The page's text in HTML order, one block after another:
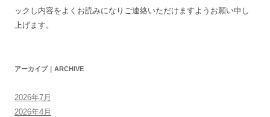
ックし内容をよくお読みになりご連絡いただけますようお願い申し
上げます。
アーカイブ｜ARCHIVE
2026年7月
2026年4月